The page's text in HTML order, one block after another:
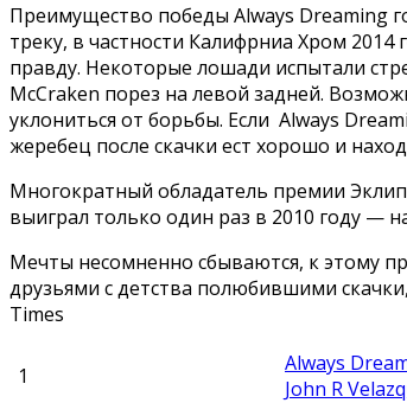
Преимущество победы Always Dreaming
треку, в частности Калифрниа Хром
правду. Некоторые лошади испытали
McCraken порез на левой задней.
уклониться от борьбы. Если Always
жеребец после скачки ест хорошо и
Многократный обладатель премии
выиграл только один раз в 2010 году —
Мечты несомненно сбываются, к этому
друзьями с детства полюбившими
Times
1 Always
John R